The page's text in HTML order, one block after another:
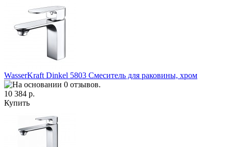
WasserKraft Dinkel 5803 Смеситель для раковины, хром
10 384 р.
Купить